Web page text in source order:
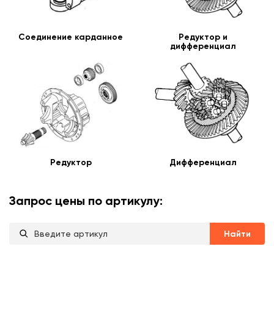
Соединение карданное
Редуктор и
дифференциал
Редуктор Дифференциал
Запрос цены по артикулу:
Найти